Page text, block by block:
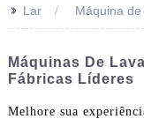
>> Lar Máquina
Máquinas De
Fábricas Líderes
Melhore sua